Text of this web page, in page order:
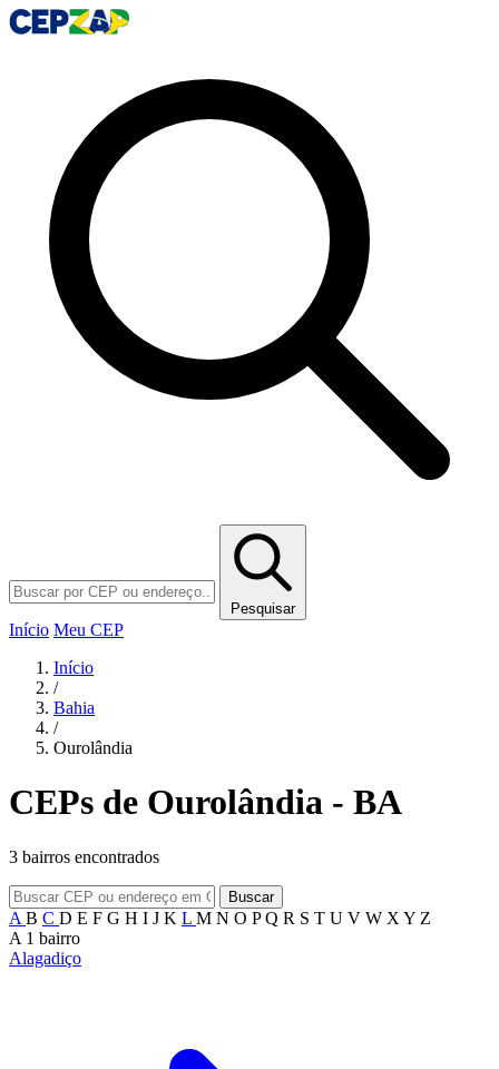
Pesquisar
Início Meu CEP
Início
/
Bahia
/
Ourolândia
CEPs de Ourolândia - BA
3 bairros encontrados
Buscar
A B C D E F G H I J K L M N O PQ R S T U V W X Y Z
A 1 bairro
Alagadiço